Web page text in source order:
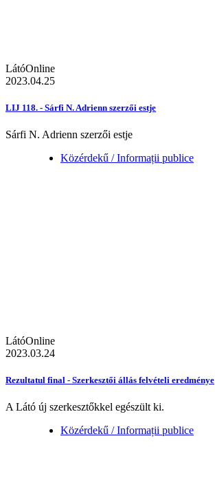
LátóOnline
2023.04.25
LIJ 118. - Sárfi N. Adrienn szerzői estje
Sárfi N. Adrienn szerzői estje
Közérdekű / Informații publice
LátóOnline
2023.03.24
Rezultatul final - Szerkesztői állás felvételi eredménye
A Látó új szerkesztőkkel egészült ki.
Közérdekű / Informații publice